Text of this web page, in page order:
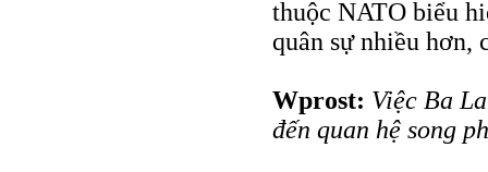
thuộc NATO biểu
quân sự nhiều hơn,
Wprost: Việc Ba
đến quan hệ song